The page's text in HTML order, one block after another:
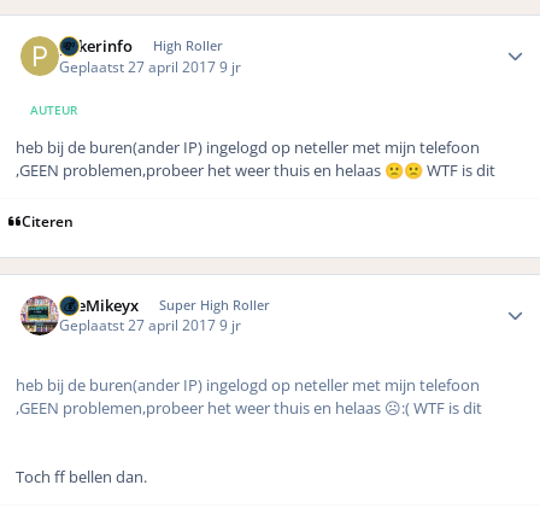
pokerinfo High Roller
Geplaatst 27 april 20179 jr
AUTEUR
heb bij de buren(ander IP) ingelogd op neteller met mijn telefoon
,GEEN problemen,probeer het weer thuis en helaas 🙁🙁 WTF is dit
Citeren
TheMikeyx Super High Roller
Geplaatst27 april 20179 jr
heb bij de buren(ander IP) ingelogd op neteller met mijn telefoon
,GEEN problemen,probeer het weer thuis en helaas ☹️:( WTF is dit
Toch ff bellen dan.